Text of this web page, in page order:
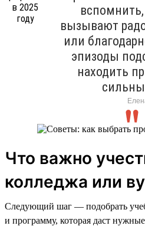
вызывают
или
эпизоды
находить
Что важно
колледжа или
Следующий шаг — подобрать
и программу, которая даст